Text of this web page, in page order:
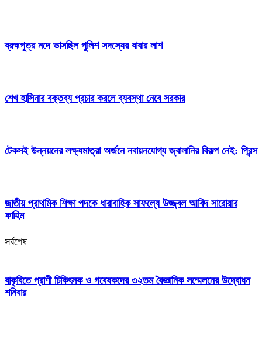
ব্রহ্মপুত্র নদে ভাসছিল পুলিশ সদস্যের বাবার লাশ
শেখ হাসিনার বক্তব্য প্রচার করলে ব্যবস্থা নেবে সরকার
টেকসই উন্নয়নের লক্ষ্যমাত্রা অর্জনে নবায়নযোগ্য জ্বালানির বিকল্প নেই: প্রিন্স
জাতীয় প্রাথমিক শিক্ষা পদকে ধারাবাহিক সাফল্যে উজ্জ্বল আবিদ সারোয়ার
ফাহিম
সর্বশেষ
বাকৃবিতে প্রাণী চিকিৎসক ও গবেষকদের ৩২তম বৈজ্ঞানিক সম্মেলনের উদ্বোধন
শনিবার